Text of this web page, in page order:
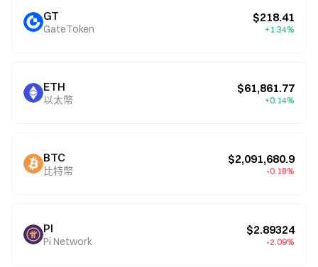
GT
GateToken
$218.41
+1.34%
ETH
以太幣
$61,861.77
+0.14%
BTC
比特幣
$2,091,680.9
-0.18%
PI
Pi Network
$2.89324
-2.09%